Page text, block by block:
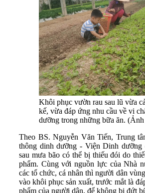
Khôi phục vườn rau sau lũ vừa
kế, vừa đáp ứng nhu cầu về vi
dưỡng trong những bữa ăn.
Theo BS. Nguyễn Văn Tiến, Trung
thông dinh dưỡng - Viện Dinh dưỡng
sau mưa bão có thể bị thiếu đói do
phẩm. Cùng với nguồn lực của Nhà
các tổ chức, cá nhân thì người dân
vào khôi phục sản xuất, trước mắt là
phẩm của người dân, để không bị đứt